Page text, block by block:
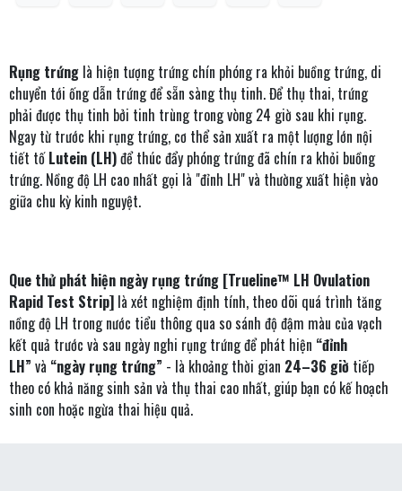
Rụng trứng là hiện tượng trứng chín phóng ra khỏi buồng trứng, di
chuyển tới ống dẫn trứng để sẵn sàng thụ tinh. Để thụ thai, trứng
phải được thụ tinh bởi tinh trùng trong vòng 24 giờ sau khi rụng.
Ngay từ trước khi rụng trứng, cơ thể sản xuất ra một lượng lớn nội
tiết tốLutein (LH)để thúc đẩy phóng trứng đã chín ra khỏi buồng
trứng. Nồng độ LH cao nhất gọi là "đỉnh LH" và thường xuất hiện vào
giữa chu kỳ kinh nguyệt.
Que thử phát hiện ngày rụng trứng [Trueline™ LH Ovulation
Rapid Test Strip] là xét nghiệm định tính, theo dõi quá trình tăng
nồng độ LH trong nước tiểu thông qua so sánh độ đậm màu của vạch
kết quả trước và sau ngày nghi rụng trứng để phát hiện “đỉnh
LH” và “ngày rụng trứng” - là khoảng thời gian 24–36 giờ tiếp
theo có khả năng sinh sản và thụ thai cao nhất, giúp bạn có kế hoạch
sinh con hoặc ngừa thai hiệu quả.